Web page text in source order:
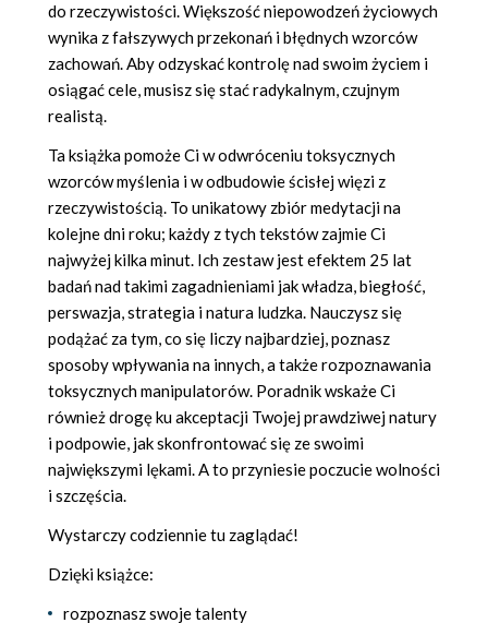
do rzeczywistości. Większość niepowodzeń życiowych
wynika z fałszywych przekonań i błędnych wzorców
zachowań. Aby odzyskać kontrolę nad swoim życiem i
osiągać cele, musisz się stać radykalnym, czujnym
realistą.
Ta książka pomoże Ci w odwróceniu toksycznych
wzorców myślenia i w odbudowie ścisłej więzi z
rzeczywistością. To unikatowy zbiór medytacji na
kolejne dni roku; każdy z tych tekstów zajmie Ci
najwyżej kilka minut. Ich zestaw jest efektem 25 lat
badań nad takimi zagadnieniami jak władza, biegłość,
perswazja, strategia i natura ludzka. Nauczysz się
podążać za tym, co się liczy najbardziej, poznasz
sposoby wpływania na innych, a także rozpoznawania
toksycznych manipulatorów. Poradnik wskaże Ci
również drogę ku akceptacji Twojej prawdziwej natury
i podpowie, jak skonfrontować się ze swoimi
największymi lękami. A to przyniesie poczucie wolności
i szczęścia.
Wystarczy codziennie tu zaglądać!
Dzięki książce:
rozpoznasz swoje talenty